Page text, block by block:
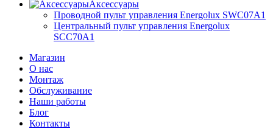
Аксессуары
Проводной пульт управления Energolux SWC07A1
Центральный пульт управления Energolux
SCC70A1
Магазин
О нас
Монтаж
Обслуживание
Наши работы
Блог
Контакты